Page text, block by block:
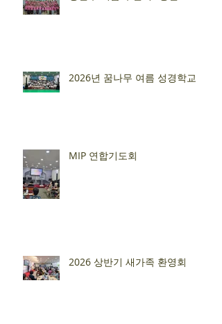
2026년 꿈나무 여름 성경학교
MIP 연합기도회
2026 상반기 새가족 환영회